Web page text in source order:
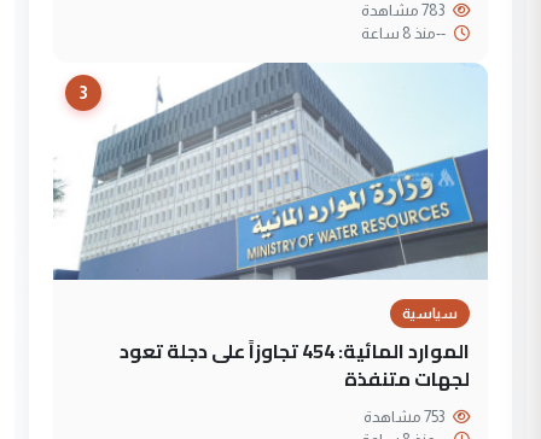
--منذ 8 ساعة
3
سياسية
الموارد المائية: 454 تجاوزاً على دجلة تعود
لجهات متنفذة